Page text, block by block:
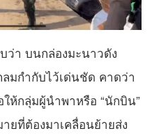
ว่า บนกล่องมะนาวดัง
มกำกับไว้เด่นชัด คาดว่า
ให้กลุ่มผู้นำพาหรือ “นักบิน”
ยที่ต้องมาเคลื่อนย้ายส่ง